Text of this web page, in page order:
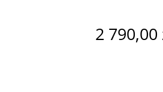
2 790,00